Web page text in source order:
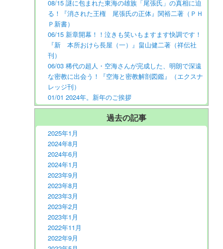
08/15 謎に包まれた東海の雄族「尾張氏」の真相に迫
る！『消された王権 尾張氏の正体』関裕二著（ＰＨ
Ｐ新書）
06/15 新章開幕！！泣きも笑いもますます快調です！
『新 本所おけら長屋（一）』畠山健二著（祥伝社
刊）
06/03 稀代の超人・空海さんが完成した、明朗で深遠
な密教に出会う！『空海と密教解剖図鑑』（エクスナ
レッジ刊）
01/01 2024年。新年のご挨拶
過去の記事
2025年1月
2024年8月
2024年6月
2024年1月
2023年9月
2023年8月
2023年3月
2023年2月
2023年1月
2022年11月
2022年9月